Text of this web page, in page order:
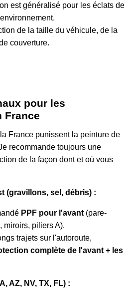
est généralisé pour les éclats de
de la taille du véhicule, de la
couverture.
pour les
France
France punissent la peinture de
recommande toujours une
de la façon dont et où vous
(gravillons, sel, débris) :
PPF pour l'avant (pare-
miroirs, piliers A).
trajets sur l'autoroute,
complète de l'avant + les
AZ, NV, TX, FL) :